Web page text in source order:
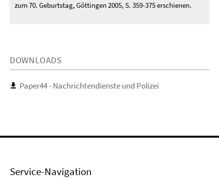
zum 70. Geburtstag, Göttingen 2005, S. 359-375 erschienen.
DOWNLOADS
Paper44 - Nachrichtendienste und Polizei
Service-Navigation